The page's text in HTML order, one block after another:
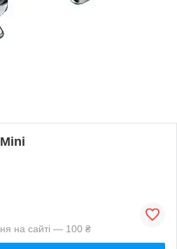
на сайті — 100 ₴